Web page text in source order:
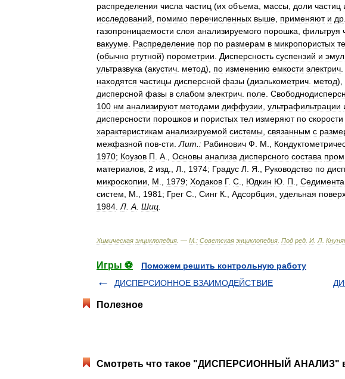
распределения числа частиц (их объема массы доли частиц
исследований
помимо перечисленных выше применяют и др
газопроницаемости слоя анализируемого порошка фильтруя
вакууме Распределение пор по размерам в микропористых
(обычно ртутной) порометрии Дисперсность суспензий и
ультразвука (акустич метод), по изменению емкости электрич
находятся частицы дисперсной фазы (диэлькометрич метод),
дисперсной фазы в слабом электрич поле
100 нм анализируют методами диффузии ультрафильтрации
дисперсности порошков и пористых тел измеряют по скорости
характеристикам анализируемой системы связанным с
межфазной пов-сти Лит : Рабинович Ф М
1970; Коузов П А Основы анализа дисперсного состава
материалов 2 изд Л 1974; Градус Л Я Руководство по
микроскопии
М 1979; Ходаков Г. С Юдкин Ю П
систем
М 1981 ; Грег С Синг К Адсорбция удельная
1984 Л А Шиц
Химическая энциклопедия . — М : Советская энциклопедия Под ред И Л
Игры ⚽
Поможем решить контрольную работу
ДИСПЕРСИОННОЕ ВЗАИМОДЕЙСТВИЕ
Полезное
Смотреть что такое "ДИСПЕРСИОННЫЙ АНАЛИЗ" в